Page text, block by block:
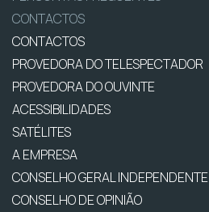
CONTACTOS
CONTACTOS
PROVEDORA DO TELESPECTADOR
PROVEDORA DO OUVINTE
ACESSIBILIDADES
SATÉLITES
A EMPRESA
CONSELHO GERAL INDEPENDENTE
CONSELHO DE OPINIÃO